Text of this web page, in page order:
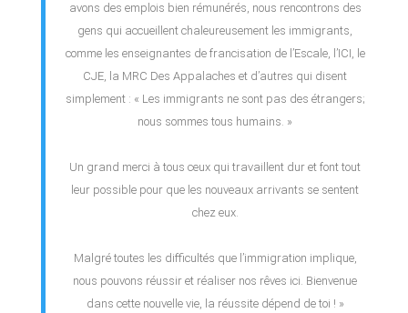
avons des emplois bien rémunérés, nous rencontrons des
gens qui accueillent chaleureusement les immigrants,
comme les enseignantes de francisation de l’Escale, l’ICI, le
CJE, la MRC Des Appalaches et d’autres qui disent
simplement : « Les immigrants ne sont pas des étrangers;
nous sommes tous humains. »
Un grand merci à tous ceux qui travaillent dur et font tout
leur possible pour que les nouveaux arrivants se sentent
chez eux.
Malgré toutes les difficultés que l’immigration implique,
nous pouvons réussir et réaliser nos rêves ici. Bienvenue
dans cette nouvelle vie, la réussite dépend de toi ! »